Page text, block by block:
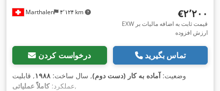
Marthalen ۴٬۱۲۴ km ‎€۲٬۲۰۰
EXW قیمت ثابت به اضافه مالیات بر
ارزش افزوده
درخواست کردن تماس بگیرید
وضعیت:آماده به کار (دست دوم), سال ساخت: ۱۹۸۸, قابلیت
عملکرد:کاملاً عملیاتی ,